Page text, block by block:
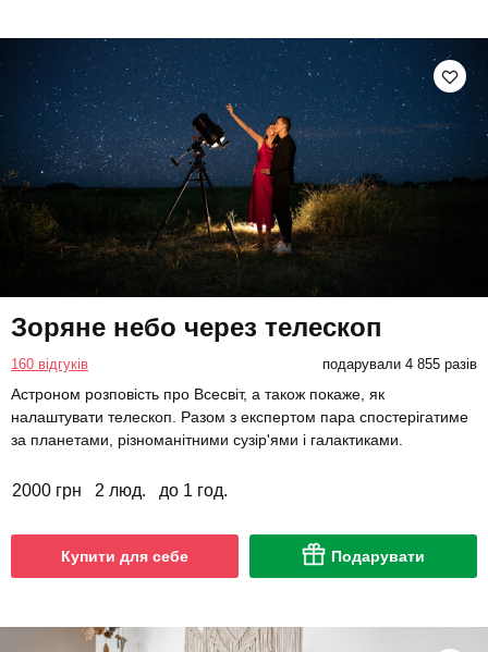
Зоряне небо через телескоп
160 відгуків подарували 4 855 разів
Астроном розповість про Всесвіт, а також покаже, як
налаштувати телескоп. Разом з експертом пара спостерігатиме
за планетами, різноманітними сузір'ями і галактиками.
2000 грн 2 люд. до 1 год.
Купити для себе Подарувати